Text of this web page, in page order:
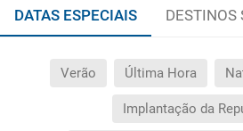
DATAS ESPECIAIS DESTINOS
Verão Última Hora
Implantação da